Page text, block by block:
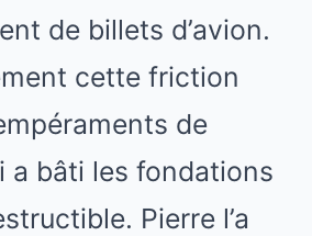
de billets d’avion.
cette friction
de
a bâti les fondations
Pierre l’a